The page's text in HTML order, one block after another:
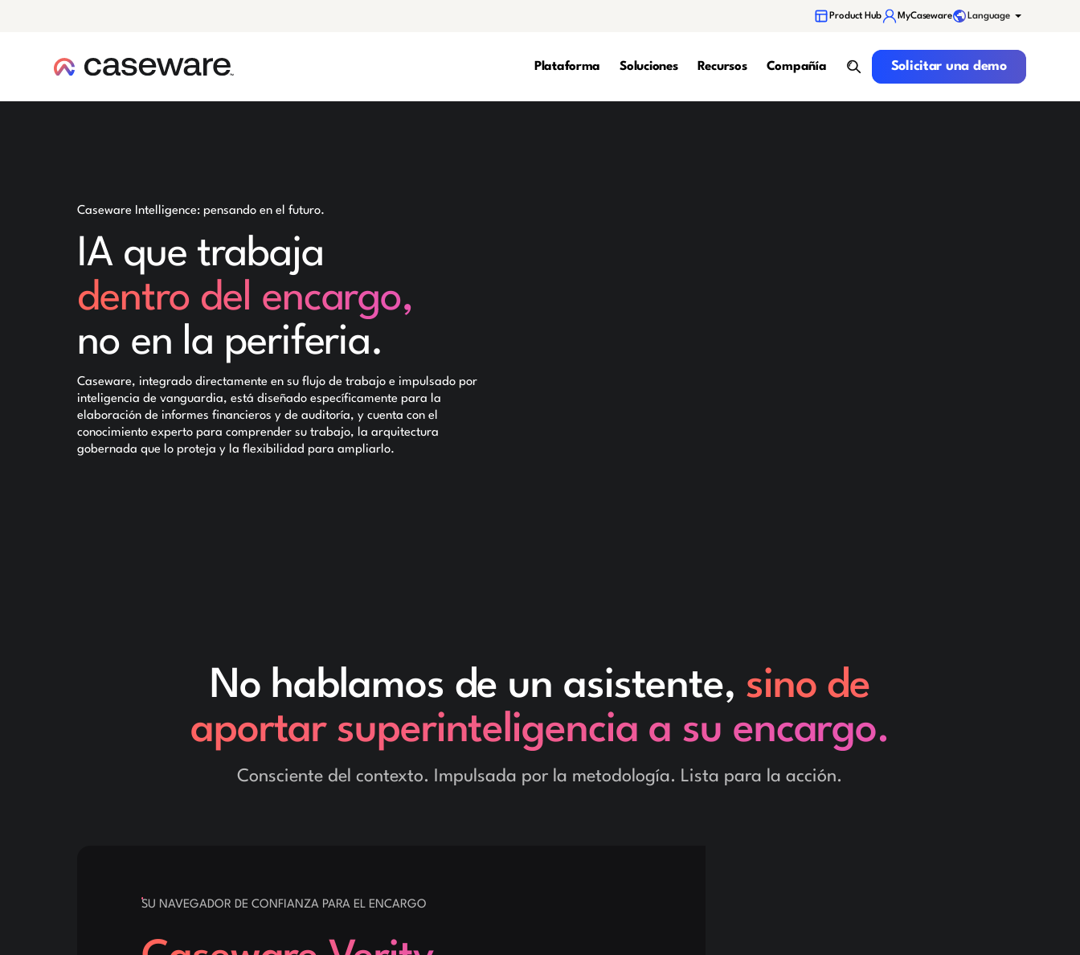
Product Hub MyCaseware Language
Plataforma Soluciones Recursos Compañía
search
Solicitar una demo
Solicitar una demo
Caseware Intelligence: pensando en el futuro.
IA que trabaja
dentro del encargo,
no en la periferia.
Caseware, integrado directamente en su flujo de trabajo e impulsado por
inteligencia de vanguardia, está diseñado específicamente para la
elaboración de informes financieros y de auditoría, y cuenta con el
conocimiento experto para comprender su trabajo, la arquitectura
gobernada que lo proteja y la flexibilidad para ampliarlo.
No hablamos de un asistente, sino de
aportar superinteligencia a su encargo.
Consciente del contexto. Impulsada por la metodología. Lista para la acción.
SU NAVEGADOR DE CONFIANZA PARA EL ENCARGO